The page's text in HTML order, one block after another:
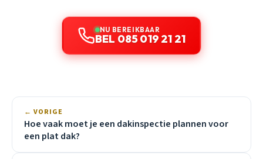
NU BEREIKBAAR
BEL 085 019 21 21
← VORIGE
Hoe vaak moet je een dakinspectie plannen voor
een plat dak?